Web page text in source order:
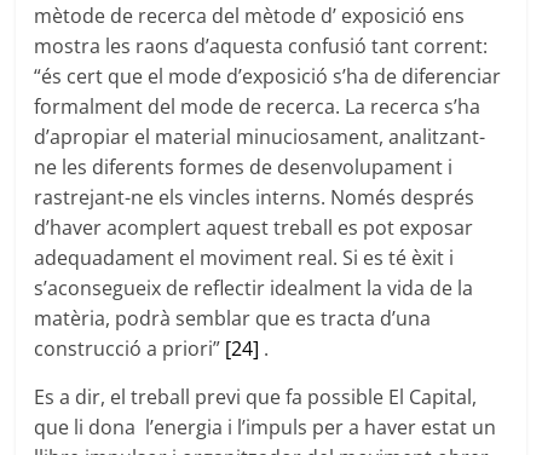
mètode de recerca del mètode d’ exposició ens
mostra les raons d’aquesta confusió tant corrent:
“és cert que el mode d’exposició s’ha de diferenciar
formalment del mode de recerca. La recerca s’ha
d’apropiar el material minuciosament, analitzant-
ne les diferents formes de desenvolupament i
rastrejant-ne els vincles interns. Només després
d’haver acomplert aquest treball es pot exposar
adequadament el moviment real. Si es té èxit i
s’aconsegueix de reflectir idealment la vida de la
matèria, podrà semblar que es tracta d’una
construcció a priori” [24] .
Es a dir, el treball previ que fa possible El Capital,
que li dona l’energia i l’impuls per a haver estat un